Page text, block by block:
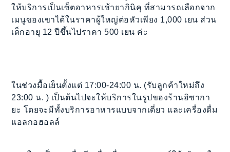
ให้บริการเป็นเซ็ตอาหารเช้ายากินิคุ ที่สามารถเลือกจาก
เมนูของเขาได้ในราคาผู้ใหญ่ต่อหัวเพียง 1,000 เยน ส่วน
เด็กอายุ 12 ปีขึ้นไปราคา 500 เยน ค่ะ
ในช่วงมื้อเย็นตั้งแต่ 17:00-24:00 น. (รับลูกค้าใหม่ถึง
23:00 น. ) เป็นต้นไปจะให้บริการในรูปของร้านอิซากา
ยะ โดยจะมีทั้งบริการอาหารแบบจากเดี่ยว และเครื่องดื่ม
แอลกอฮอลล์